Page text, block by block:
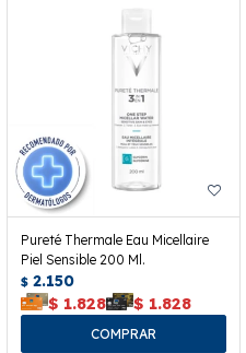
Pureté Thermale Eau Micellaire
Piel Sensible 200 Ml.
$ 2.150
$ 1.828 $ 1.828